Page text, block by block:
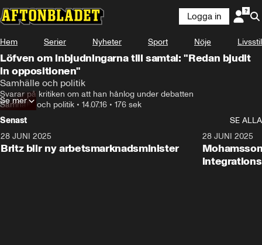
Logga in
Hem Serier Nyheter Sport Nöje Livsstil
Löfven om inbjudningarna till samtal: "Redan bjudit
in oppositionen"
Samhälle och politik
Svarar på kritiken om att han hånlog under debatten
Samhälle och politik • 14.07.16 • 176 sek
Se mer
Senast
SE ALLA
28 JUNI 2025
Britz blir ny arbetsmarknadsminister
28 JUNI 2025